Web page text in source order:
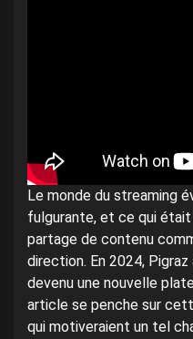
Le monde du streaming
fulgurante, et ce qui
partage de contenu
direction. En 2024,
devenu une nouvelle
article se penche sur
qui motiveraient un tel